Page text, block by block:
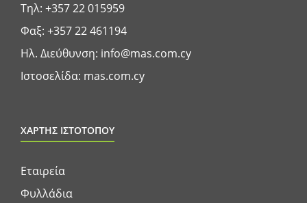
Τηλ: +357 22 015959
Φαξ: +357 22 461194
Ηλ. Διεύθυνση: info@mas.com.cy
Ιστοσελίδα: mas.com.cy
ΧΑΡΤΗΣ ΙΣΤΟΤΟΠΟΥ
Εταιρεία
Φυλλάδια